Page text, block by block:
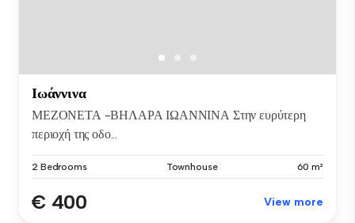
Ιωάννινα
ΜΕΖΟΝΕΤΑ -ΒΗΛΑΡΑ ΙΩΑΝΝΙΝΑ Στην ευρύτερη
περιοχή της οδο...
2 Bedrooms Townhouse 60 m²
€ 400 View more